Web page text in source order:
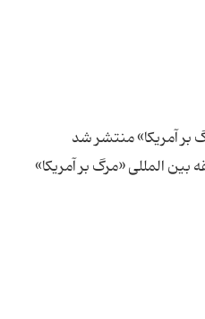
المللی «مرگ بر آمریکا»